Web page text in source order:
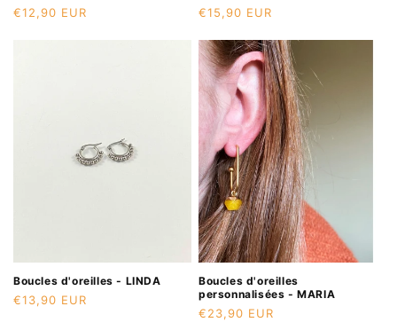
Prix
€12,90 EUR
Prix
€15,90 EUR
Boucles d'oreilles - LINDA
Prix
€13,90 EUR
Boucles d'oreilles
personnalisées - MARIA
Prix
€23,90 EUR